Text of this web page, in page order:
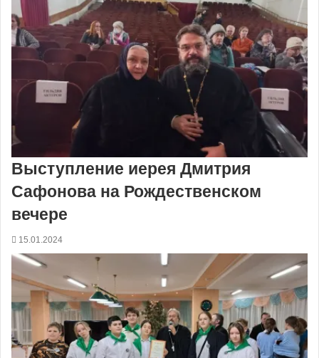
Выступление иерея Дмитрия
Сафонова на Рождественском
вечере
15.01.2024